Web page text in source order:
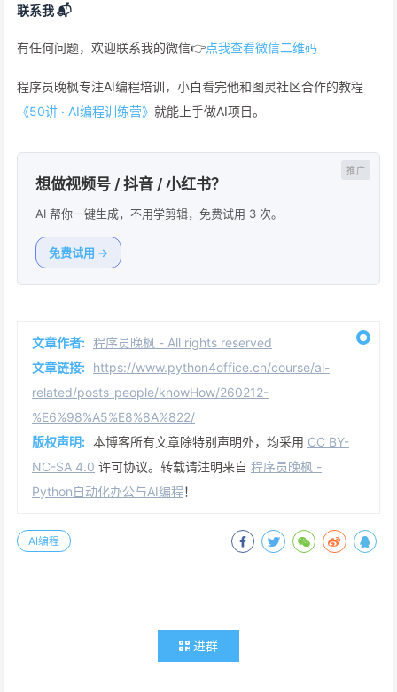
联系我 📬
有任何问题，欢迎联系我的微信👉点我查看微信二维码
程序员晚枫专注AI编程培训，小白看完他和图灵社区合作的教程
《50讲 · AI编程训练营》 就能上手做AI项目。
想做视频号 / 抖音 / 小红书？
AI 帮你一键生成，不用学剪辑，免费试用 3 次。
免费试用 →
文章作者: 程序员晚枫 - All rights reserved
文章链接: https://www.python4office.cn/course/ai-
related/posts-people/knowHow/260212-
%E6%98%A5%E8%8A%822/
版权声明: 本博客所有文章除特别声明外，均采用 CC BY-
NC-SA 4.0 许可协议。转载请注明来自 程序员晚枫 -
Python自动化办公与AI编程！
AI编程
进群